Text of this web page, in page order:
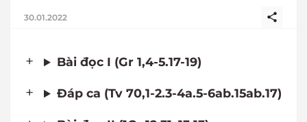
30.01.2022
Bài đọc I (Gr 1,4-5.17-19)
Đáp ca (Tv 70,1-2.3-4a.5-6ab.15ab.17)